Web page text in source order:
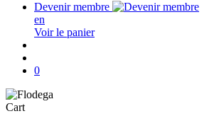
Devenir membre
en
Voir le panier
0
CartClose